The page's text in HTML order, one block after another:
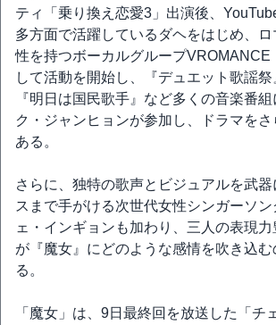
ティ「乗り換え恋愛3」出演後、
多方面で活躍しているダヘをはじめ、
性を持つボーカルグループVROMANCE
して活動を開始し、『デュエット歌謡祭
『明日は国民歌手』など多くの音楽番
ク・ジャンヒョンが参加し、ドラマを
ある。
さらに、独特の歌声とビジュアルを武
スまで手がける次世代女性シンガーソ
ェ・インギョンも加わり、三人の表現
が『魔女』にどのような感情を吹き込む
る。
「魔女」は、9日最終回を放送した「チ